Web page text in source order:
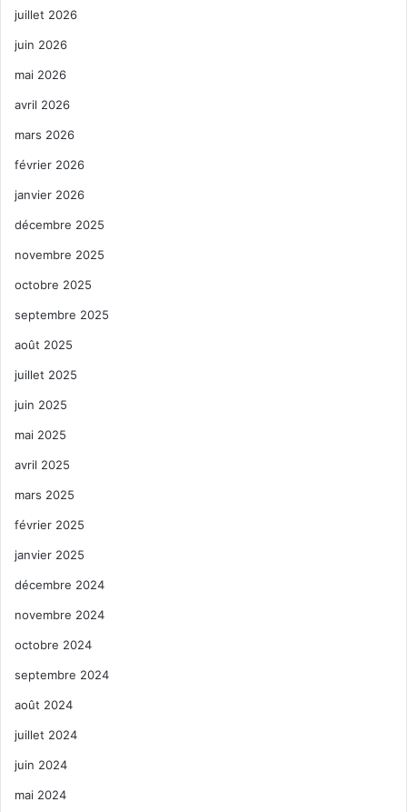
juillet 2026
juin 2026
mai 2026
avril 2026
mars 2026
février 2026
janvier 2026
décembre 2025
novembre 2025
octobre 2025
septembre 2025
août 2025
juillet 2025
juin 2025
mai 2025
avril 2025
mars 2025
février 2025
janvier 2025
décembre 2024
novembre 2024
octobre 2024
septembre 2024
août 2024
juillet 2024
juin 2024
mai 2024